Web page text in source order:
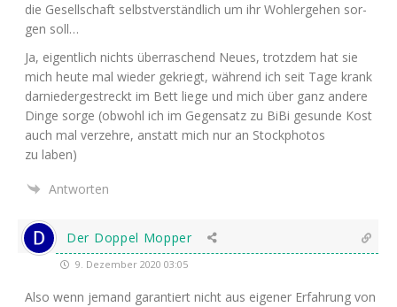
die Gesell­schaft selbst­ver­ständ­lich um ihr Wohl­erge­hen sor­
gen soll…
Ja, eigent­lich nichts über­ra­schend Neu­es, trotz­dem hat sie
mich heu­te mal wie­der gekriegt, wäh­rend ich seit Tage krank
dar­nie­der­ge­streckt im Bett lie­ge und mich über ganz ande­re
Din­ge sor­ge (obwohl ich im Gegen­satz zu BiBi gesun­de Kost
auch mal ver­zeh­re, anstatt mich nur an Stock­pho­tos
zu laben)
Antworten
Der Doppel Mopper
9. Dezember 2020 03:05
Also wenn jemand garan­tiert nicht aus eige­ner Erfah­rung von